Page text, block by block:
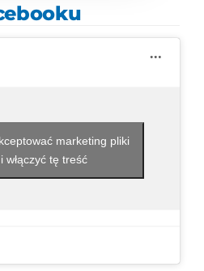
marketing pliki
włączyć tę treść